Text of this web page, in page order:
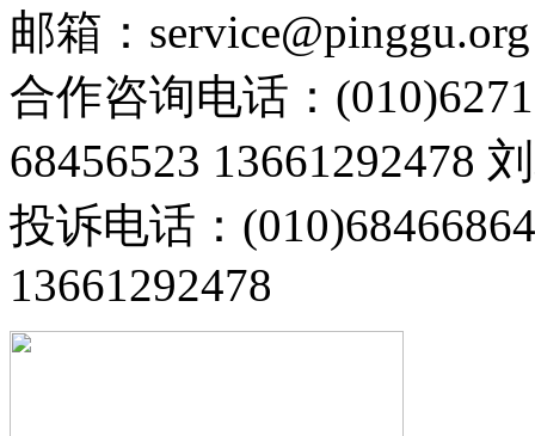
邮箱：service@pinggu.org
合作咨询电话：
68456523 13661292478
投诉电话：
13661292478